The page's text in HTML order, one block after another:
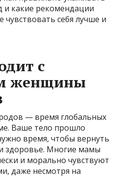
и какие рекомендации
себя лучше и
с
женщины
— время глобальных
Ваше тело прошло
время, чтобы вернуть
здоровье. Многие мамы
и морально чувствуют
даже несмотря на